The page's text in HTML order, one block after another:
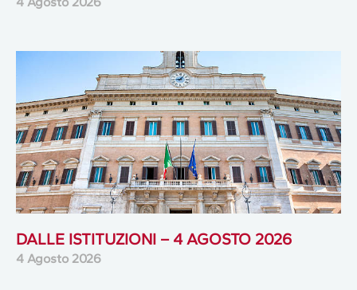
DALLE ISTITUZIONI – 4 AGOSTO 2026
4 Agosto 2026